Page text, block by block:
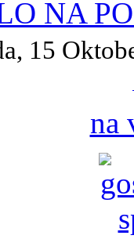
NA
15
na